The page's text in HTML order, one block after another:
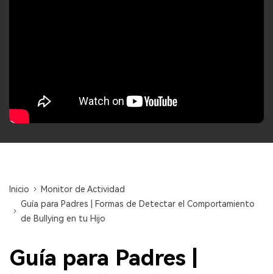
Inicio
Monitor de Actividad
Guía para Padres | Formas de Detectar el Comportamiento
de Bullying en tu Hijo
Guía para Padres |